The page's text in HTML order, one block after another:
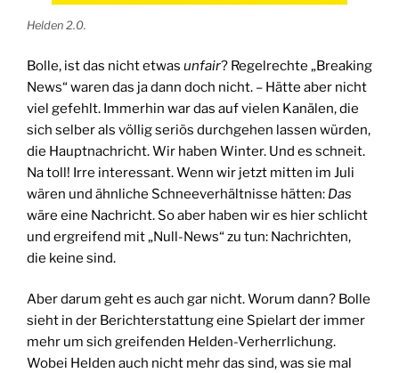
Helden 2.0.
Bolle, ist das nicht etwas unfair? Regelrechte „Breaking
News“ waren das ja dann doch nicht. – Hätte aber nicht
viel gefehlt. Immerhin war das auf vielen Kanälen, die
sich selber als völlig seriös durchgehen lassen würden,
die Hauptnachricht. Wir haben Winter. Und es schneit.
Na toll! Irre interessant. Wenn wir jetzt mitten im Juli
wären und ähnliche Schneeverhältnisse hätten: Das
wäre eine Nachricht. So aber haben wir es hier schlicht
und ergreifend mit „Null-News“ zu tun: Nachrichten,
die keine sind.
Aber darum geht es auch gar nicht. Worum dann? Bolle
sieht in der Berichterstattung eine Spielart der immer
mehr um sich greifenden Helden-Verherrlichung.
Wobei Helden auch nicht mehr das sind, was sie mal